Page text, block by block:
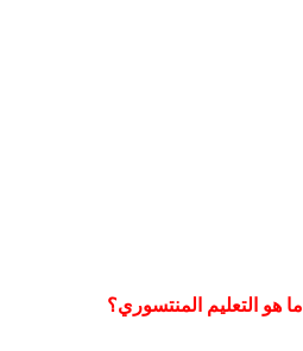
ما هو التعليم المنتسوري؟